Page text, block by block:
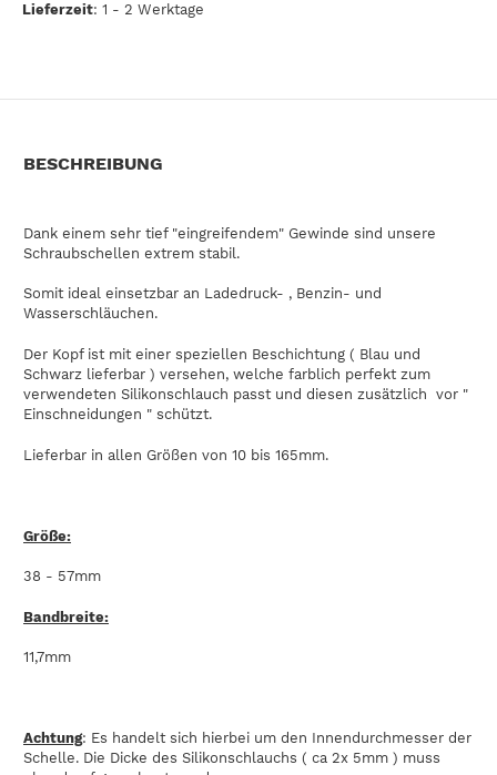
Lieferzeit: 1 - 2 Werktage
BESCHREIBUNG
Dank einem sehr tief "eingreifendem" Gewinde sind unsere
Schraubschellen extrem stabil.
Somit ideal einsetzbar an Ladedruck- , Benzin- und
Wasserschläuchen.
Der Kopf ist mit einer speziellen Beschichtung ( Blau und
Schwarz lieferbar ) versehen, welche farblich perfekt zum
verwendeten Silikonschlauch passt und diesen zusätzlich vor "
Einschneidungen " schützt.
Lieferbar in allen Größen von 10 bis 165mm.
Größe:
38 - 57mm
Bandbreite:
11,7mm
Achtung: Es handelt sich hierbei um den Innendurchmesser der
Schelle. Die Dicke des Silikonschlauchs ( ca 2x 5mm ) muss